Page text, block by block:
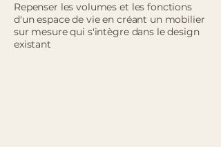
Repenser les volumes et les fonctions
d'un espace de vie en créant un mobilier
sur mesure qui s'intègre dans le design
existant